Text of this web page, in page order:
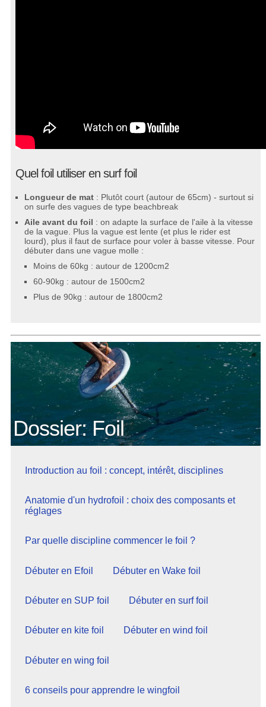
Quel foil utiliser en surf foil
Longueur de mat : Plutôt court (autour de 65cm) - surtout si
on surfe des vagues de type beachbreak
Aile avant du foil : on adapte la surface de l'aile à la vitesse
de la vague. Plus la vague est lente (et plus le rider est
lourd), plus il faut de surface pour voler à basse vitesse. Pour
débuter dans une vague molle :
Moins de 60kg : autour de 1200cm2
60-90kg : autour de 1500cm2
Plus de 90kg : autour de 1800cm2
Dossier: Foil
Introduction au foil : concept, intérêt, disciplines
Anatomie d'un hydrofoil : choix des composants et
réglages
Par quelle discipline commencer le foil ?
Débuter en Efoil Débuter en Wake foil
Débuter en SUP foil Débuter en surf foil
Débuter en kite foil Débuter en wind foil
Débuter en wing foil
6 conseils pour apprendre le wingfoil